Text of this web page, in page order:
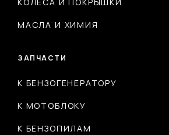
МАСЛА И ХИМИЯ
ЗАПЧАСТИ
К БЕНЗОГЕНЕРАТОРУ
К МОТОБЛОКУ
К БЕНЗОПИЛАМ